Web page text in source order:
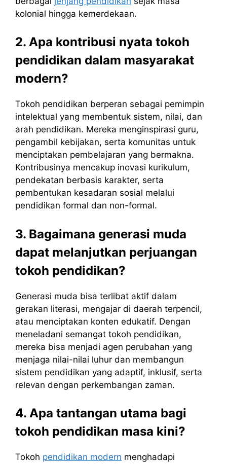
kolonial hingga kemerdekaan.
2. Apa kontribusi nyata tokoh
pendidikan dalam masyarakat
modern?
Tokoh pendidikan berperan sebagai pemimpin
intelektual yang membentuk sistem, nilai, dan
arah pendidikan. Mereka menginspirasi guru,
pengambil kebijakan, serta komunitas untuk
menciptakan pembelajaran yang bermakna.
Kontribusinya mencakup inovasi kurikulum,
pendekatan berbasis karakter, serta
pembentukan kesadaran sosial melalui
pendidikan formal dan non-formal.
3. Bagaimana generasi muda
dapat melanjutkan perjuangan
tokoh pendidikan?
Generasi muda bisa terlibat aktif dalam
gerakan literasi, mengajar di daerah terpencil,
atau menciptakan konten edukatif. Dengan
meneladani semangat tokoh pendidikan,
mereka bisa menjadi agen perubahan yang
menjaga nilai-nilai luhur dan membangun
sistem pendidikan yang adaptif, inklusif, serta
relevan dengan perkembangan zaman.
4. Apa tantangan utama bagi
tokoh pendidikan masa kini?
Tokoh pendidikan modern menghadapi